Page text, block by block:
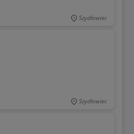
Szydłowiec
Szydłowiec